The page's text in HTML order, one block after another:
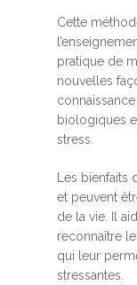
Cette
pratique de
nouvelles
biologiques
stress.
Les bienfaits
et peuvent
de la vie. Il
reconnaître
qui leur
stressantes.